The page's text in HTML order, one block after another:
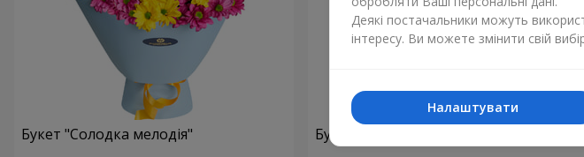
Букет "Солодка мелодія" Букет "Квітковий бал"
Деякі постачальники можуть
інтересу. Ви можете змінити свій
Налаштувати